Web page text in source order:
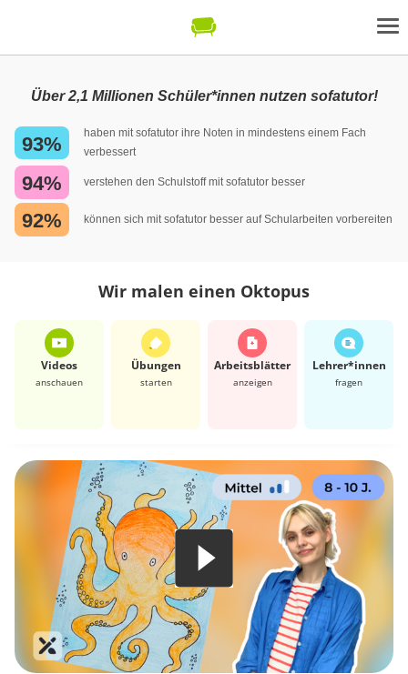
Über 2,1 Millionen Schüler*innen nutzen sofatutor!
93%
haben mit sofatutor ihre Noten in mindestens einem Fach
verbessert
94% verstehen den Schulstoff mit sofatutor besser
92% können sich mit sofatutor besser auf Schularbeiten vorbereiten
Wir malen einen Oktopus
Videos
anschauen
Übungen
starten
Arbeits­blätter
anzeigen
Lehrer*​innen
fragen